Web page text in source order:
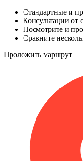
Стандартные и
Консультации от
Посмотрите и
Сравните
Проложить маршрут